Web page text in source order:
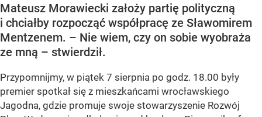
Mateusz Morawiecki założy partię polityczną
i chciałby rozpocząć współpracę ze Sławomirem
Mentzenem. – Nie wiem, czy on sobie wyobraża
ze mną – stwierdził.
Przypomnijmy, w piątek 7 sierpnia po godz. 18.00 były
premier spotkał się z mieszkańcami wrocławskiego
Jagodna, gdzie promuje swoje stowarzyszenie Rozwój